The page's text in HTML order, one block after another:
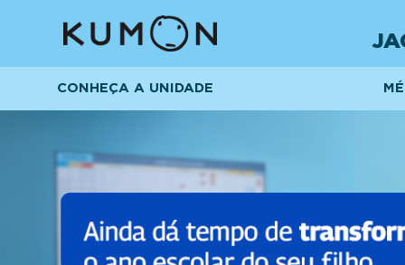
CONHEÇA A UNIDADE